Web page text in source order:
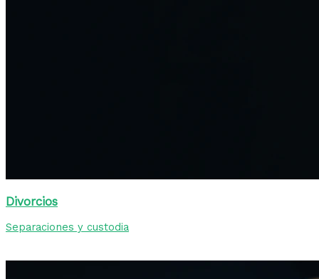
Divorcios
Separaciones y custodia